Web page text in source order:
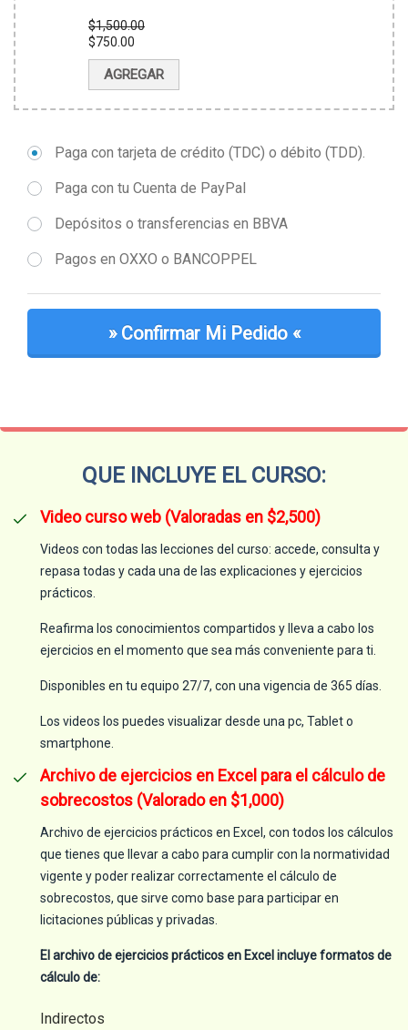
$1,500.00
El
original
era:
$1,500.00.
$750.00
precio
actual
es:
AGREGAR
Paga con tarjeta de crédito (TDC) o débito (TDD).
Paga con tu Cuenta de PayPal
Depósitos o transferencias en BBVA
Pagos en OXXO o BANCOPPEL
» ​Confirmar Mi Pedido «
QUE INCLUYE EL CURSO:
Video curso web (Valoradas en $2,500)
Videos con todas las lecciones del curso: accede, consulta y
repasa todas y cada una de las explicaciones y ejercicios
prácticos.
Reafirma los conocimientos compartidos y lleva a cabo los
ejercicios en el momento que sea más conveniente para ti.
Disponibles en tu equipo 27/7, con una vigencia de 365 días.
Los videos los puedes visualizar desde una pc, Tablet o
smartphone.
Archivo de ejercicios en Excel para el cálculo de
sobrecostos (Valorado en $1,000)
Archivo de ejercicios prácticos en Excel, con todos los cálculos
que tienes que llevar a cabo para cumplir con la normatividad
vigente y poder realizar correctamente el cálculo de
sobrecostos, que sirve como base para participar en
licitaciones públicas y privadas.
El archivo de ejercicios prácticos en Excel incluye formatos de
cálculo de:
Indirectos